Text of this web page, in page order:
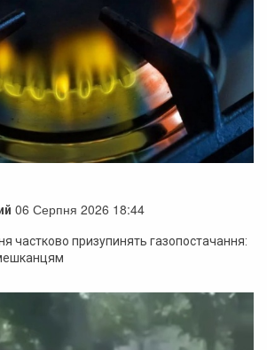
06 Серпня 2026 18:44
частково призупинять газопостачання: